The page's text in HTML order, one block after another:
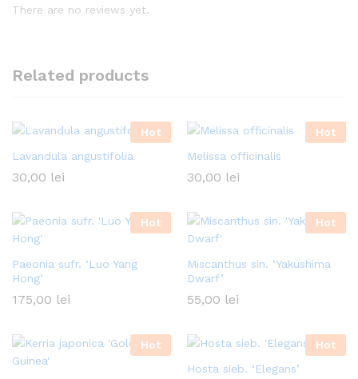
There are no reviews yet.
Related products
Hot
Lavandula angustifolia
30,00 lei
Hot
Melissa officinalis
30,00 lei
Hot
Paeonia sufr. ‘Luo Yang
Hong’
175,00 lei
Hot
Miscanthus sin. ‘Yakushima
Dwarf’
55,00 lei
Hot
Hot
Hosta sieb. ‘Elegans’